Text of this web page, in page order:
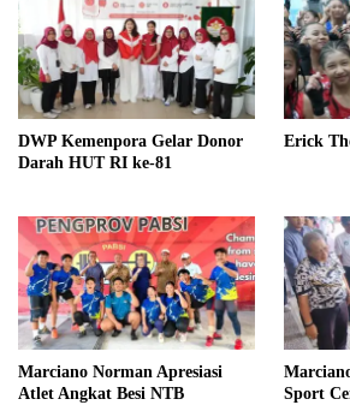
DWP Kemenpora Gelar Donor
Darah HUT RI ke-81
Erick
Marciano Norman Apresiasi
Atlet Angkat Besi NTB
Sport